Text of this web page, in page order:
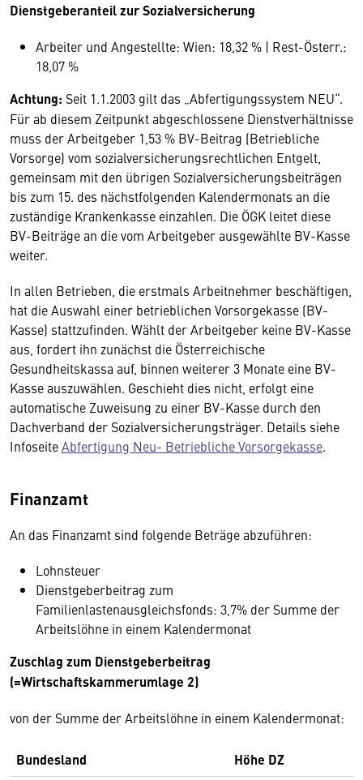
Dienstgeberanteil zur Sozialversicherung
Arbeiter und Angestellte: Wien: 18,32 % | Rest-Österr.:
18,07 %
Achtung: Seit 1.1.2003 gilt das „Abfertigungssystem NEU“.
Für ab diesem Zeitpunkt abgeschlossene Dienstverhältnisse
muss der Arbeitgeber 1,53 % BV-Beitrag (Betriebliche
Vorsorge) vom sozialversicherungsrechtlichen Entgelt,
gemeinsam mit den übrigen Sozialversicherungsbeiträgen
bis zum 15. des nächstfolgenden Kalendermonats an die
zuständige Krankenkasse einzahlen. Die ÖGK leitet diese
BV-Beiträge an die vom Arbeitgeber ausgewählte BV-Kasse
weiter.
In allen Betrieben, die erstmals Arbeitnehmer beschäftigen,
hat die Auswahl einer betrieblichen Vorsorgekasse (BV-
Kasse) stattzufinden. Wählt der Arbeitgeber keine BV-Kasse
aus, fordert ihn zunächst die Österreichische
Gesundheitskassa auf, binnen weiterer 3 Monate eine BV-
Kasse auszuwählen. Geschieht dies nicht, erfolgt eine
automatische Zuweisung zu einer BV-Kasse durch den
Dachverband der Sozialversicherungsträger. Details siehe
InfoseiteAbfertigung Neu- Betriebliche Vorsorgekasse.
Finanzamt
An das Finanzamt sind folgende Beträge abzuführen:
Lohnsteuer
Dienstgeberbeitrag zum
Familienlastenausgleichsfonds: 3,7% der Summe der
Arbeitslöhne in einem Kalendermonat
Zuschlag zum Dienstgeberbeitrag
(=Wirtschaftskammerumlage 2)
von der Summe der Arbeitslöhne in einem Kalendermonat:
Bundesland Höhe DZ